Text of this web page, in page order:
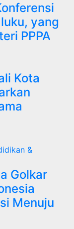
yang
PPPA
Kota
&
Golkar
Menuju